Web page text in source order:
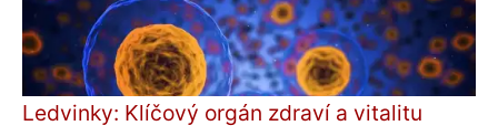
Ledvinky: Klíčový orgán zdraví a vitalitu